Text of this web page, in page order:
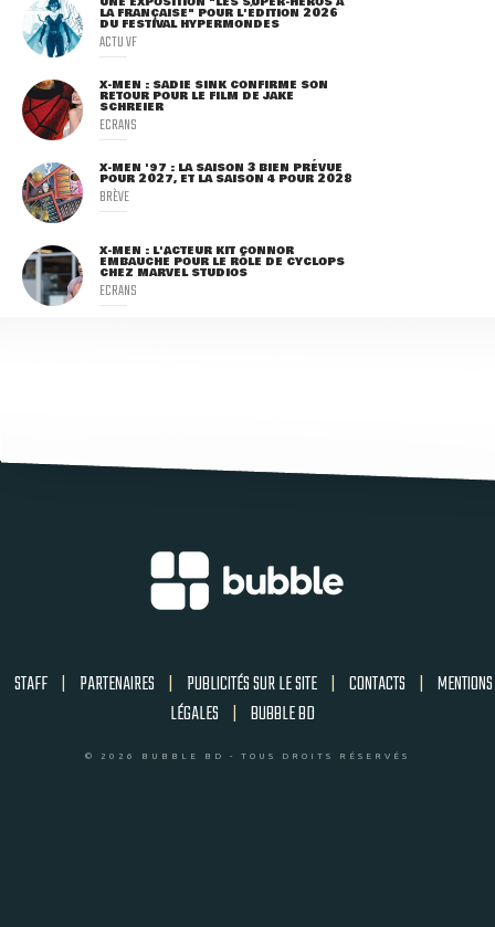
LA FRANÇAISE" POUR L'ÉDITION 2026
DU FESTIVAL HYPERMONDES
ACTU VF
X-MEN : SADIE SINK CONFIRME SON
RETOUR POUR LE FILM DE JAKE
SCHREIER
ECRANS
X-MEN '97 : LA SAISON 3 BIEN PRÉVUE
POUR 2027, ET LA SAISON 4 POUR 2028
BRÈVE
X-MEN : L'ACTEUR KIT CONNOR
EMBAUCHÉ POUR LE RÔLE DE CYCLOPS
CHEZ MARVEL STUDIOS
ECRANS
STAFF | PARTENAIRES | PUBLICITÉS SUR LE SITE | CONTACTS | MENTIONS
LÉGALES | BUBBLE BD
© 2026 BUBBLE BD - TOUS DROITS RÉSERVÉS